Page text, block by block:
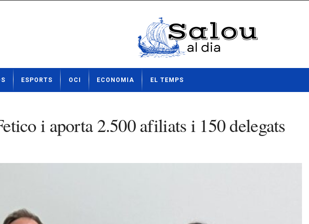
ESPORTS OCI ECONOMIA EL TEMPS
i aporta 2.500 afiliats i 150 delegats